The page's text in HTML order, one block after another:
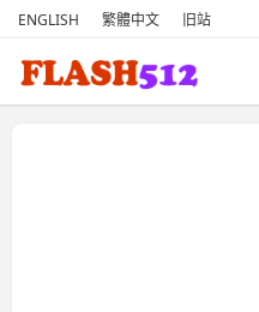
ENGLISH 繁體中文 旧站